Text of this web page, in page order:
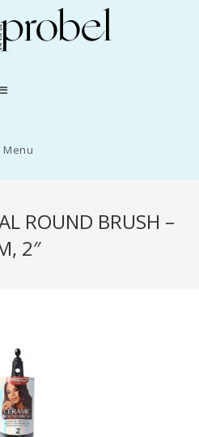
Menu
ROUND BRUSH –
2″